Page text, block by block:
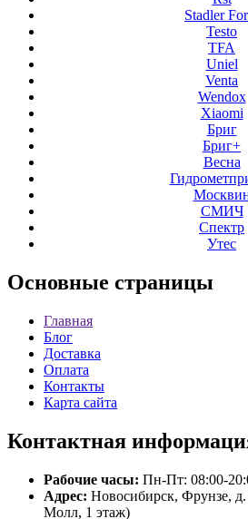
Stadler
Testo
TFA
Uniel
Venta
Wendox
Xiaomi
Бриг
Бриг+
Весна
СМИЧ
Спектр
Утес
Основные страницы
Главная
Блог
Доставка
Оплата
Контакты
Карта сайта
Контактная
Рабочие часы: Пн-Пт: 08:00-
Адрес: Новосибирск, Фрунзе,
Молл, 1 этаж)